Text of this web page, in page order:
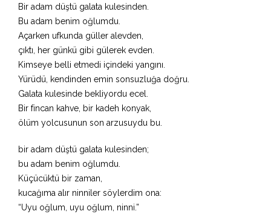
Bir adam düştü galata kulesinden.
Bu adam benim oğlumdu.
Açarken ufkunda güller alevden,
çıktı, her günkü gibi gülerek evden.
Kimseye belli etmedi içindeki yangını.
Yürüdü, kendinden emin sonsuzluğa doğru.
Galata kulesinde bekliyordu ecel.
Bir fincan kahve, bir kadeh konyak,
ölüm yolcusunun son arzusuydu bu.
bir adam düştü galata kulesinden;
bu adam benim oğlumdu.
Küçücüktü bir zaman,
kucağıma alır ninniler söylerdim ona:
“Uyu oğlum, uyu oğlum, ninni.”